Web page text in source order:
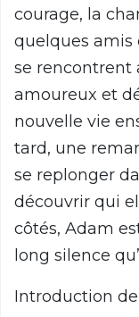
courage, la
quelques amis
se rencontrent
amoureux et
nouvelle vie
tard, une
se replonger
découvrir qui
côtés, Adam
long silence
Introduction